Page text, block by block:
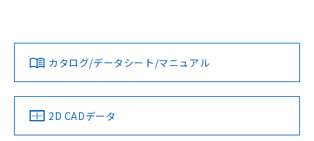
ダウンロードデータをご利用いただく前に、以下を必ずお読
みください。
ソフトウェアの使用条件
対応済み
中国 RoHS 注意事項・凡例
LR型式承認
（イギリス
船舶規格）
DNV型式承認
（ノルウェー
BV型式承認
（フランス
KR型式
（韓国
No No No No
カタログ/データシート/マニュアル
2D CADデータ